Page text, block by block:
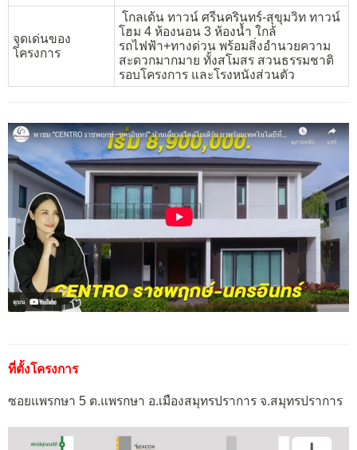
จุดเด่นของ
โครงการ
โกลเด้น ทาวน์ ศรีนครินทร์-สุขุมวิท ทาวน์
โฮม 4 ห้องนอน 3 ห้องน้ำ ใกล้
รถไฟฟ้า+ทางด่วน พร้อมสิ่งอำนวยความ
สะดวกมากมาย ทั้งสโมสร สวนธรรมชาติ
รอบโครงการ และโรงหนังส่วนตัว
ที่ตั้งโครงการ
ซอยแพรกษา 5 ต.แพรกษา อ.เมืองสมุทรปราการ จ.สมุทรปราการ